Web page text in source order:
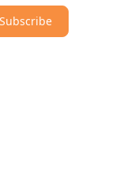
Subscribe